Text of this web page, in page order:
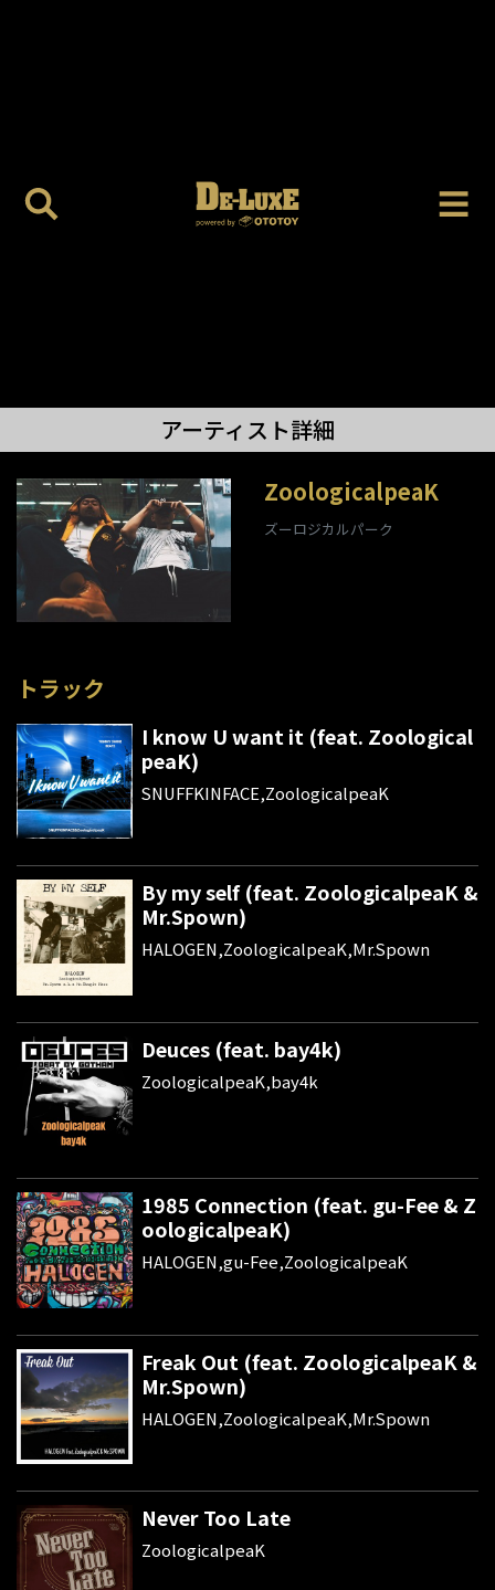
アーティスト詳細
ZoologicalpeaK
ズーロジカルパーク
トラック
I know U want it (feat. Zoological
peaK)
SNUFFKINFACE,ZoologicalpeaK
By my self (feat. ZoologicalpeaK &
Mr.Spown)
HALOGEN,ZoologicalpeaK,Mr.Spown
Deuces (feat. bay4k)
ZoologicalpeaK,bay4k
1985 Connection (feat. gu-Fee & Z
oologicalpeaK)
HALOGEN,gu-Fee,ZoologicalpeaK
Freak Out (feat. ZoologicalpeaK &
Mr.Spown)
HALOGEN,ZoologicalpeaK,Mr.Spown
Never Too Late
ZoologicalpeaK